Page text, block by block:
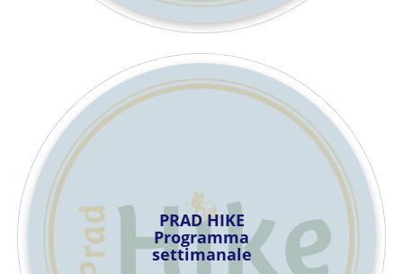
PRAD HIKE
Programma
settimanale